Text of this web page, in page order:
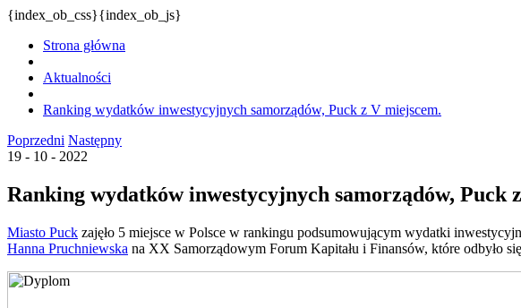
{index_ob_css}{index_ob_js}
Strona główna
Aktualności
Ranking wydatków inwestycyjnych samorządów, Puck z V miejscem.
Poprzedni Następny
19 - 10 - 2022
Ranking wydatków inwestycyjnych samorządów, Puck
Miasto Puck zajęło 5 miejsce w Polsce w rankingu podsumowującym wydatki
Hanna Pruchniewska na XX Samorządowym Forum Kapitału i Finansów, które odbyło